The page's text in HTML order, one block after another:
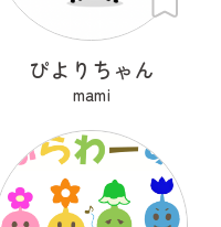
ぴよりちゃん
mami